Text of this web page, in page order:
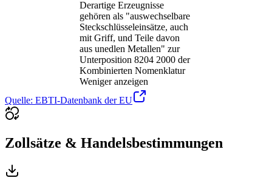
Derartige Erzeugnisse
gehören als "auswechselbare
Steckschlüsseleinsätze, auch
mit Griff, und Teile davon
aus unedlen Metallen" zur
Unterposition 8204 2000 der
Kombinierten Nomenklatur
Weniger anzeigen
Quelle: EBTI-Datenbank der EU
Zollsätze & Handelsbestimmungen